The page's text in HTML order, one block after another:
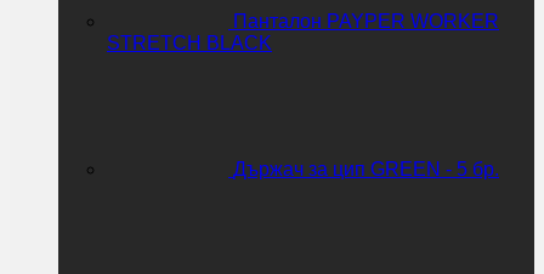
Панталон PAYPER WORKER
STRETCH BLACK
Държач за цип GREEN - 5 бр.